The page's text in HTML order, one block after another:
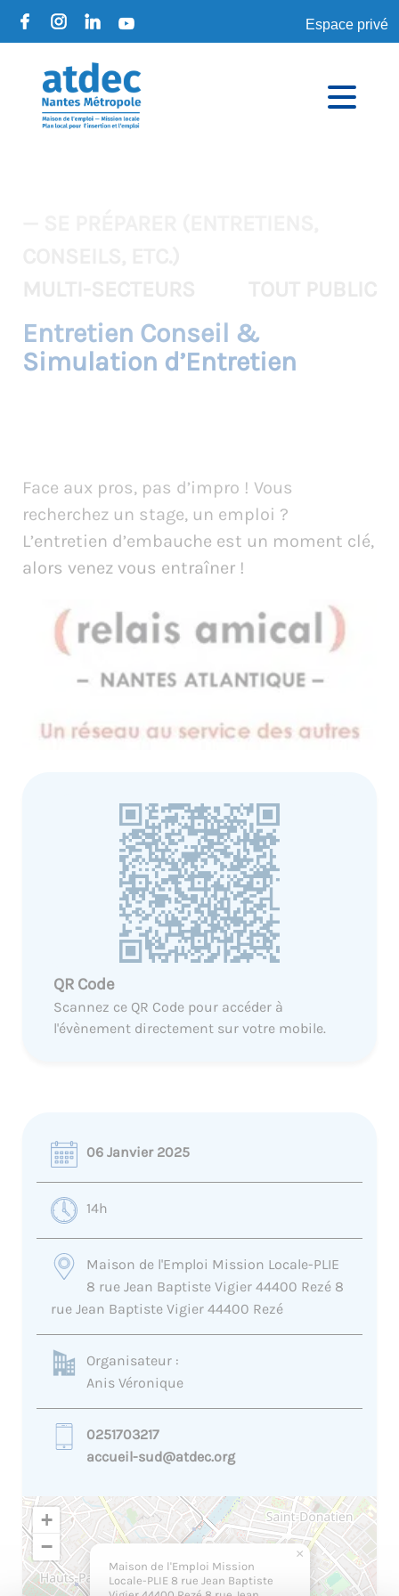
Espace privé
Entretien Conseil &
Simulation d’Entretien
Face aux pros, pas d’impro ! Vous
recherchez un stage, un emploi ?
L’entretien d’embauche est un moment clé,
alors venez vous entraîner !
QR Code
Scannez ce QR Code pour accéder à
l'évènement directement sur votre mobile.
06 Janvier 2025
14h
Maison de l'Emploi Mission Locale-PLIE
8 rue Jean Baptiste Vigier 44400 Rezé 8
rue Jean Baptiste Vigier 44400 Rezé
Organisateur :
Anis Véronique
0251703217
accueil-sud@atdec.org
Maison de l'Emploi Mission
Locale-PLIE 8 rue Jean Baptiste
×
+
−